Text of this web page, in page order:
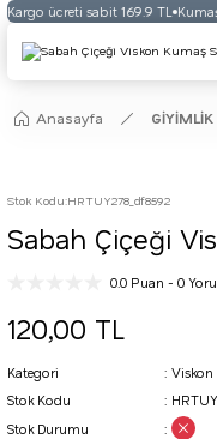
Kargo ücreti sabit 169.9 TL
Anasayfa
Stok Kodu:HRTUY278_df8592
Sabah Çiçeği
0.0 Puan - 0
120,00 TL
Kategori
Viskon
Stok Kodu
Stok Durumu